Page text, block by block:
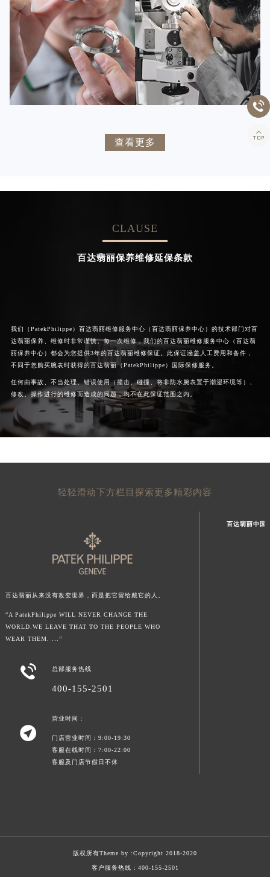
的高级技师之一
Tianjin PatekPhilippe Maintain
 百达翡丽维修
的高级技师之一
Nanjing PatekPhilippe Maintain
center
 百达翡丽维修
辛迪·克莱门特
资深百达翡丽技师

查看更多
CLAUSE
百达翡丽保养维修延保条款
我们（PatekPhilippe）百达翡丽维修服务中心（百达翡丽保养中心）的技术部门对百
达翡丽保养、维修时非常谨慎。每一次维修，我们的百达翡丽维修服务中心（百达翡
丽保养中心）都会为您提供3年的百达翡丽维修保证。此保证涵盖人工费用和备件，
不同于您购买腕表时获得的百达翡丽（PatekPhilippe）国际保修服务。
任何由事故、不当处理、错误使用（撞击、碰撞、将非防水腕表置于潮湿环境等）、
修改、操作进行的维修而造成的问题，均不在此保证范围之内。
轻轻滑动下方栏目探索更多精彩内容
百达翡丽从来没有改变世界，而是把它留给戴它的人。
“A PatekPhilippe WILL NEVER CHANGE THE
WORLD.WE LEAVE THAT TO THE PEOPLE WHO
WEAR THEM. ...”
 总部服务热线
400-155-2501

营业时间：
门店营业时间：9:00-19:30
客服在线时间：7:00-22:00
客服及门店节假日不休
百达翡丽中国
版权所有Theme by :Copyright 2018-2020
客户服务热线： 400-155-2501

